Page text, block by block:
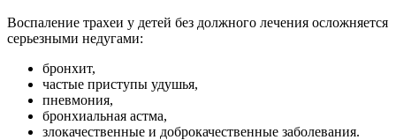
Воспаление трахеи у детей без должного лечения осложняется
серьезными недугами:
бронхит,
частые приступы удушья,
пневмония,
бронхиальная астма,
злокачественные и доброкачественные заболевания.